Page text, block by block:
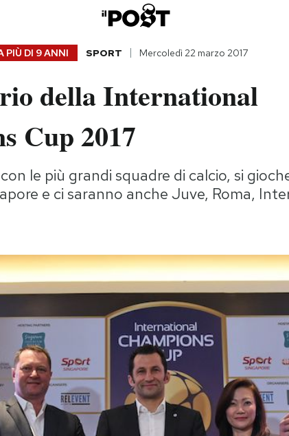
PIÙ DI 9 ANNI SPORT Mercoledì 22 marzo 2017
della International
Cup 2017
le più grandi squadre di calcio, si
e ci saranno anche Juve, Roma,